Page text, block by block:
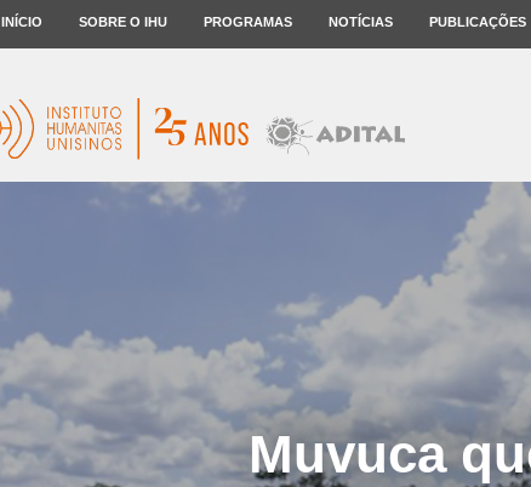
INÍCIO SOBRE O IHU PROGRAMAS NOTÍCIAS PUBLICAÇÕES
Muvuca